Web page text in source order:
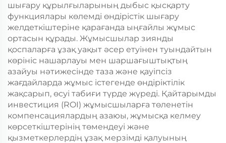
шығару құрылғыларының дыбыс қысқарту
функциялары көлемді өндірістік шығару
желдеткіштеріне қарағанда ыңғайлы жұмыс
ортасын құрады. Жұмысшылар зиянды
қоспаларға ұзақ уақыт әсер етуінен туындайтын
көрініс нашарлауы мен шаршағыштықтың
азайуы нәтижесінде таза және қауіпсіз
жағдайларда жұмыс істегенде өндіріктілік
жақсарып, өсуі табиғи түрде жүреді. Қайтарымды
инвестиция (ROI) жұмысшыларға төленетін
компенсациялардың азаюы, жұмысқа келмеу
көрсеткіштерінің төмендеуі және
қызметкерлердің ұзақ мерзімді қалуының